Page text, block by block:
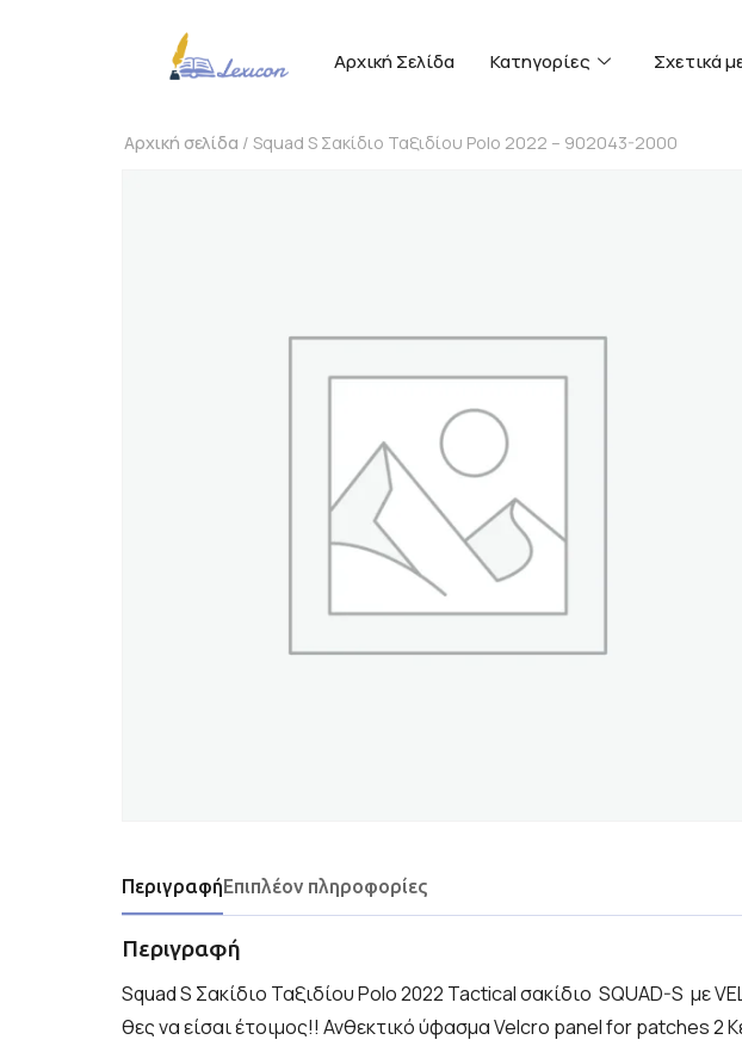
Αρχική Σελίδα Κατηγορίες Σχετικά
Αρχική σελίδα / Squad S Σακίδιο Ταξιδίου Polo 2022 – 902043-2000
ΠεριγραφήΕπιπλέον πληροφορίες
Περιγραφή
Squad S Σακίδιο Ταξιδίου Polo 2022 Tactical σακίδιο SQUAD-S με
θες να είσαι έτοιμος!! Ανθεκτικό ύφασμα Velcro panel for patches 2